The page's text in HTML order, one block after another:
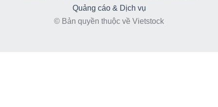
Quảng cáo & Dịch vụ
© Bản quyền thuộc về Vietstock